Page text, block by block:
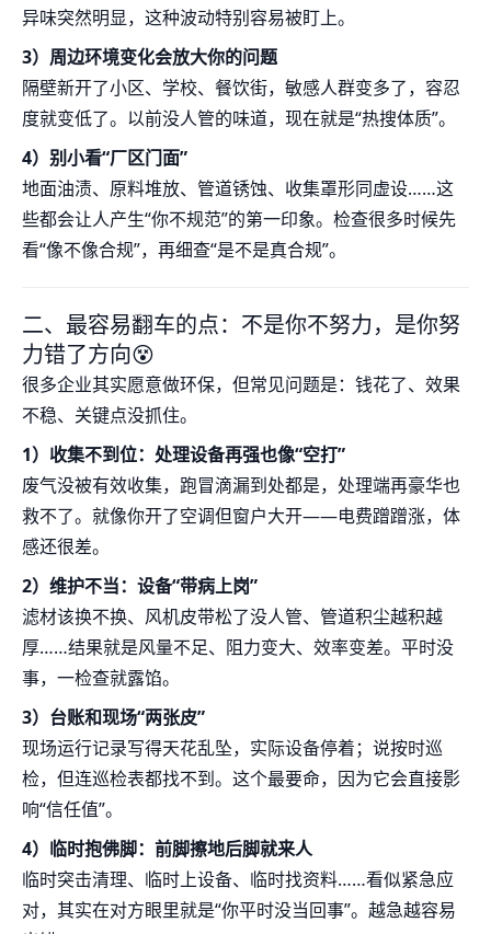
异味突然明显，这种波动特别容易被盯上。
3）周边环境变化会放大你的问题
隔壁新开了小区、学校、餐饮街，敏感人群变多了，容忍
度就变低了。以前没人管的味道，现在就是“热搜体质”。
4）别小看“厂区门面”
地面油渍、原料堆放、管道锈蚀、收集罩形同虚设……这
些都会让人产生“你不规范”的第一印象。检查很多时候先
看“像不像合规”，再细查“是不是真合规”。
二、最容易翻车的点：不是你不努力，是你努
力错了方向😵
很多企业其实愿意做环保，但常见问题是：钱花了、效果
不稳、关键点没抓住。
1）收集不到位：处理设备再强也像“空打”
废气没被有效收集，跑冒滴漏到处都是，处理端再豪华也
救不了。就像你开了空调但窗户大开——电费蹭蹭涨，体
感还很差。
2）维护不当：设备“带病上岗”
滤材该换不换、风机皮带松了没人管、管道积尘越积越
厚……结果就是风量不足、阻力变大、效率变差。平时没
事，一检查就露馅。
3）台账和现场“两张皮”
现场运行记录写得天花乱坠，实际设备停着；说按时巡
检，但连巡检表都找不到。这个最要命，因为它会直接影
响“信任值”。
4）临时抱佛脚：前脚擦地后脚就来人
临时突击清理、临时上设备、临时找资料……看似紧急应
对，其实在对方眼里就是“你平时没当回事”。越急越容易